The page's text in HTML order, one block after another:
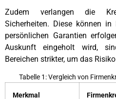
Zudem verlangen die
Sicherheiten. Diese können
persönlichen Garantien
Auskunft eingeholt wird,
Bereichen strikter, um das
Tabelle 1: Vergleich von
Merkmal